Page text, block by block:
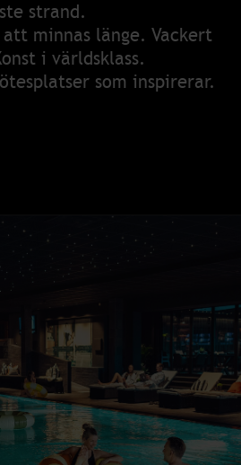
strand.
minnas länge. Vackert
i världsklass.
som inspirerar.